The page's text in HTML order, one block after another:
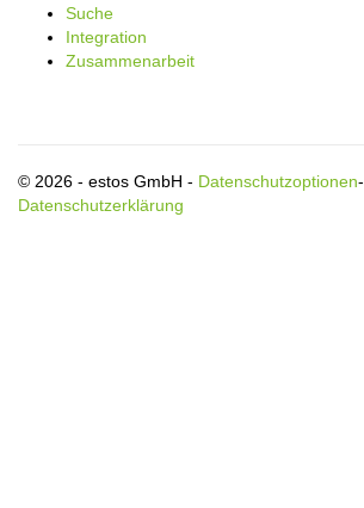
Suche
Integration
Zusammenarbeit
© 2026 - estos GmbH - Datenschutzoptionen-
Datenschutzerklärung